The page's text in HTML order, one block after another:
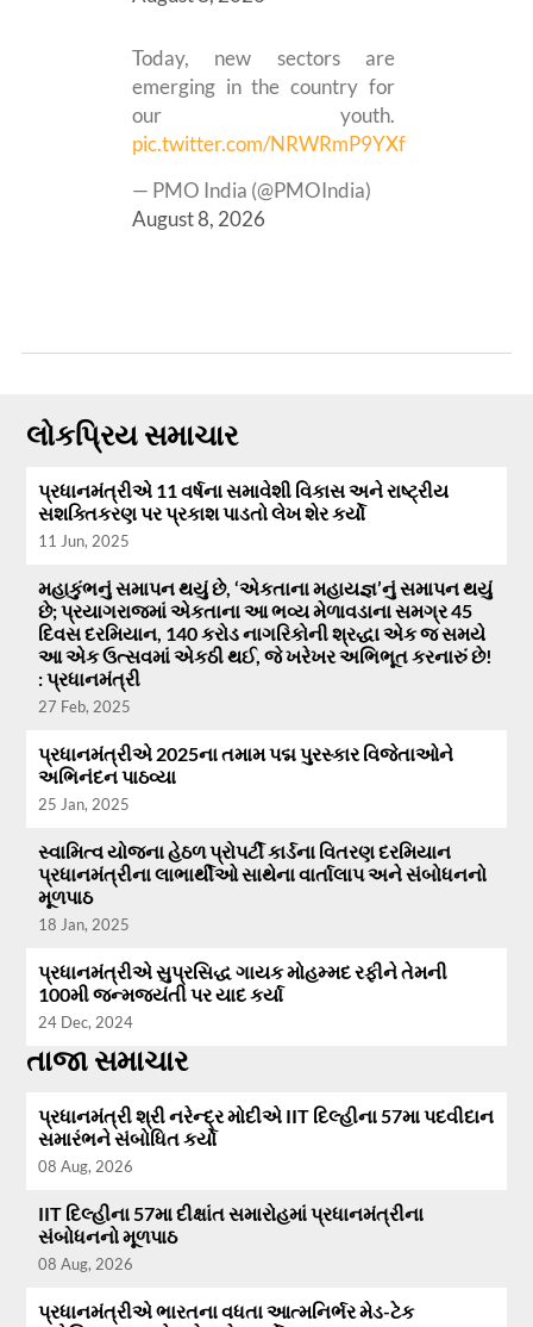
Today, new sectors are
emerging in the country for
our youth.
pic.twitter.com/NRWRmP9YXf
— PMO India (@PMOIndia)
August 8, 2026
લોકપ્રિય સમાચાર
પ્રધાનમંત્રીએ 11 વર્ષના સમાવેશી વિકાસ અને રાષ્ટ્રીય
સશક્તિકરણ પર પ્રકાશ પાડતો લેખ શેર કર્યો
11 Jun, 2025
મહાકુંભનું સમાપન થયું છે, ‘એકતાના મહાયજ્ઞ’નું સમાપન થયું
છે; પ્રયાગરાજમાં એકતાના આ ભવ્ય મેળાવડાના સમગ્ર 45
દિવસ દરમિયાન, 140 કરોડ નાગરિકોની શ્રદ્ધા એક જ સમયે
આ એક ઉત્સવમાં એકઠી થઈ, જે ખરેખર અભિભૂત કરનારું છે!
: પ્રધાનમંત્રી
27 Feb, 2025
પ્રધાનમંત્રીએ 2025ના તમામ પદ્મ પુરસ્કાર વિજેતાઓને
અભિનંદન પાઠવ્યા
25 Jan, 2025
સ્વામિત્વ યોજના હેઠળ પ્રોપર્ટી કાર્ડના વિતરણ દરમિયાન
પ્રધાનમંત્રીના લાભાર્થીઓ સાથેના વાર્તાલાપ અને સંબોધનનો
મૂળપાઠ
18 Jan, 2025
પ્રધાનમંત્રીએ સુપ્રસિદ્ધ ગાયક મોહમ્મદ રફીને તેમની
100મી જન્મજયંતી પર યાદ કર્યા
24 Dec, 2024
તાજા સમાચાર
પ્રધાનમંત્રી શ્રી નરેન્દ્ર મોદીએ IIT દિલ્હીના 57મા પદવીદાન
સમારંભને સંબોધિત કર્યો
08 Aug, 2026
IIT દિલ્હીના 57મા દીક્ષાંત સમારોહમાં પ્રધાનમંત્રીના
સંબોધનનો મૂળપાઠ
08 Aug, 2026
પ્રધાનમંત્રીએ ભારતના વધતા આત્મનિર્ભર મેડ-ટેક